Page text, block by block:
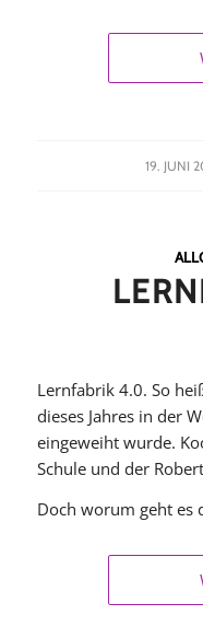
19. JUNI
/
Lernfabrik 4.0. So
dieses Jahres in der
eingeweiht wurde.
Schule und der
Doch worum geht es